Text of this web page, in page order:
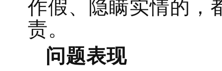
作假、隐瞒实情的，
责。
问题表现